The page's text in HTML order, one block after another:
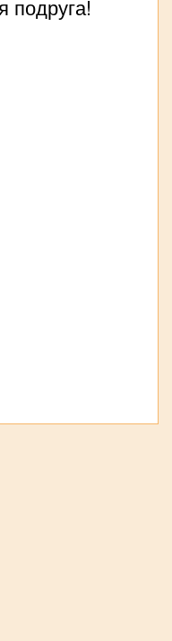
подруга!